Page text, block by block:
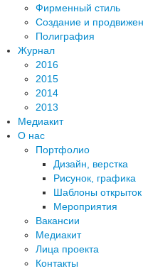
Фирменный стиль
Создание и
Полиграфия
Журнал
2016
2015
2014
2013
Медиакит
О нас
Портфолио
Дизайн, верстка
Рисунок, графика
Шаблоны открыток
Мероприятия
Вакансии
Медиакит
Лица проекта
Контакты